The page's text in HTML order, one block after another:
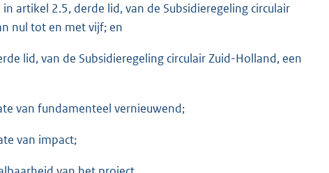
artikel 2.5, derde lid, van de Subsidieregeling circulair
nul tot en met vijf; en
lid, van de Subsidieregeling circulair Zuid-Holland, een
van fundamenteel vernieuwend;
van impact;